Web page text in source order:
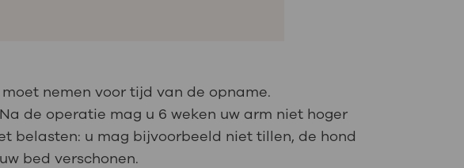
nemen voor tijd van de opname.
de operatie mag u 6 weken uw arm niet hoger
belasten: u mag bijvoorbeeld niet tillen, de hond
bed verschonen.